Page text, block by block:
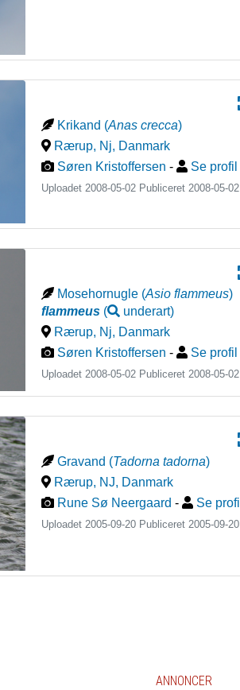
Krikand (Anas crecca)
Rærup, Nj, Danmark
Søren Kristoffersen - Se profil
Uploadet 2008-05-02 Publiceret 2008-05-02
Mosehornugle (Asio flammeus)
flammeus ( underart)
Rærup, Nj, Danmark
Søren Kristoffersen - Se profil
Uploadet 2008-05-02 Publiceret2008-05-02
Gravand (Tadorna tadorna)
Rærup, NJ, Danmark
Rune Sø Neergaard - Se profil
Uploadet 2005-09-20 Publiceret 2005-09-20
ANNONCER